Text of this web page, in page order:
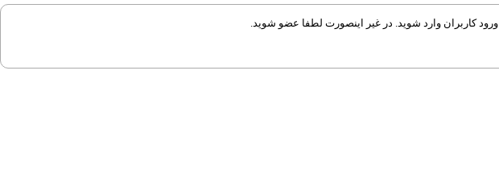
کاربران وارد شوید. در غیر اینصورت لطفا عضو شوید.